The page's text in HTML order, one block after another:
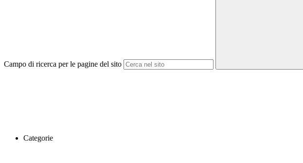
Campo di ricerca per le pagine del sito
Categorie